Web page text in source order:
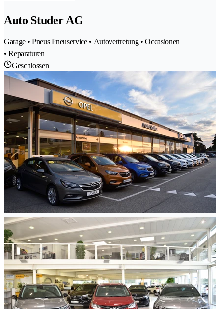
Auto Studer AG
Garage • Pneus Pneuservice • Autovertretung • Occasionen
• Reparaturen
Geschlossen